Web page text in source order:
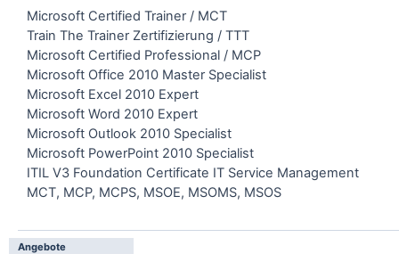
Microsoft Certified Trainer / MCT
Train The Trainer Zertifizierung / TTT
Microsoft Certified Professional / MCP
Microsoft Office 2010 Master Specialist
Microsoft Excel 2010 Expert
Microsoft Word 2010 Expert
Microsoft Outlook 2010 Specialist
Microsoft PowerPoint 2010 Specialist
ITIL V3 Foundation Certificate IT Service Management
MCT, MCP, MCPS, MSOE, MSOMS, MSOS
Angebote